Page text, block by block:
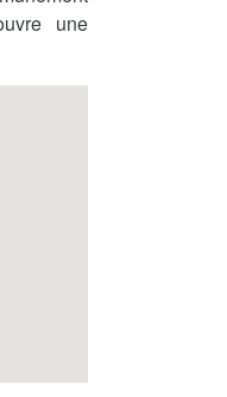
une